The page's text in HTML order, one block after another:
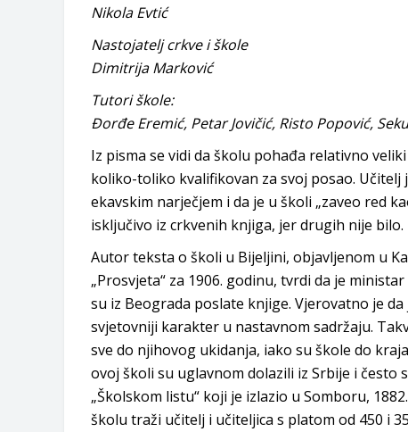
Nikola Evtić
Nastojatelj crkve i škole
Dimitrija Marković
Tutori škole:
Đorđe Eremić, Petar Jovičić, Risto Popović,
Iz pisma se vidi da školu pohađa relativno
koliko-toliko kvalifikovan za svoj posao. Učitelj
ekavskim narječjem i da je u školi „zaveo red
isključivo iz crkvenih knjiga, jer drugih nije bilo.
Autor teksta o školi u Bijeljini, objavljenom u
„Prosvjeta“ za 1906. godinu, tvrdi da je
su iz Beograda poslate knjige. Vjerovatno je
svjetovniji karakter u nastavnom sadržaju.
sve do njihovog ukidanja, iako su škole do
ovoj školi su uglavnom dolazili iz Srbije i često
„Školskom listu“ koji je izlazio u Somboru,
školu traži učitelj i učiteljica s platom od 450 i